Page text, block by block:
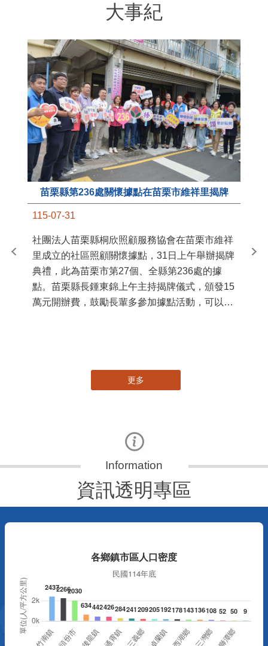
大事紀
苗栗縣第236處關懷據點在苗栗市維祥里揭牌
115-07-31
社團法人苗栗縣桐欣照顧服務協會在苗栗市維祥
里成立的社區照顧關懷據點，31日上午舉辦揭牌
典禮，此為苗栗市第27個、全縣第236處的據
點。苗栗縣長鍾東錦上午主持揭牌儀式，頒發15
萬元開辦費，鼓勵長輩多參加據點活動，可以更
苗
更多
資訊透明專區